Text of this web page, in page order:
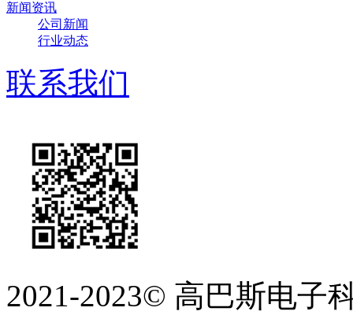
新闻资讯
公司新闻
行业动态
联系我们
2021-2023© 高巴斯电子